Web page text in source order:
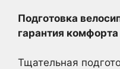
Подготовка
гарантия комфорта
Тщательная